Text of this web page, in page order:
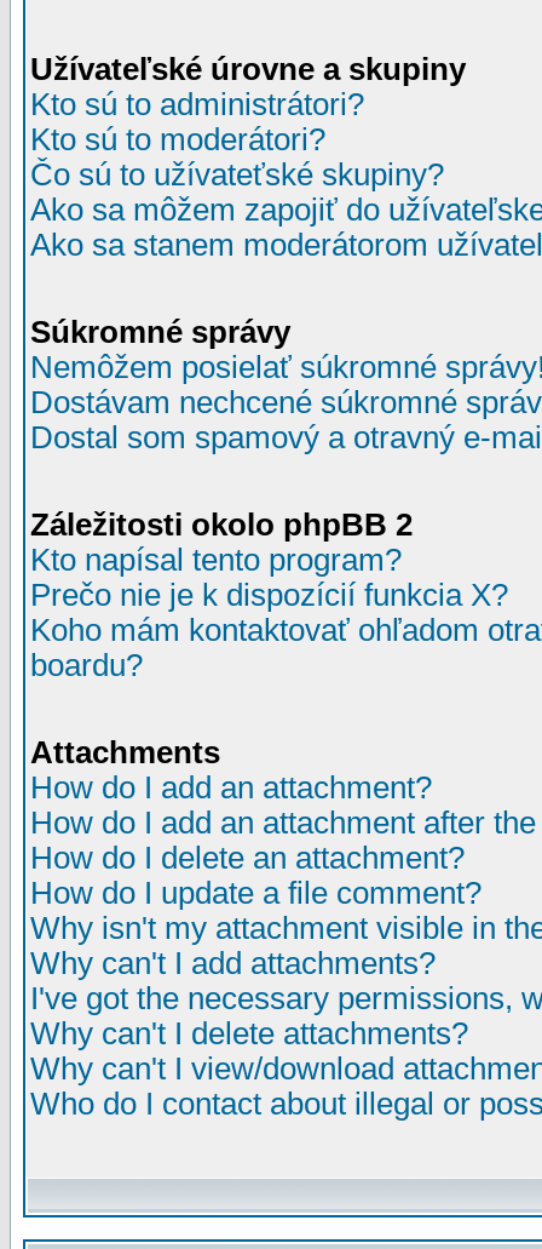
Užívateľské úrovne a skupiny
Kto sú to administrátori?
Kto sú to moderátori?
Čo sú to užívateťské skupiny?
Ako sa môžem zapojiť do
Ako sa stanem moderátorom
Súkromné správy
Nemôžem posielať súkromné
Dostávam nechcené súkromné
Dostal som spamový a otravný e-
Záležitosti okolo phpBB 2
Kto napísal tento program?
Prečo nie je k dispozícií funkcia X?
Koho mám kontaktovať ohľadom
boardu?
Attachments
How do I add an attachment?
How do I add an attachment after
How do I delete an attachment?
How do I update a file comment?
Why isn't my attachment visible in
Why can't I add attachments?
I've got the necessary permissions,
Why can't I delete attachments?
Why can't I view/download
Who do I contact about illegal or